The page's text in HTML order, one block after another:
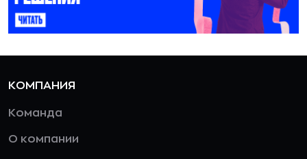
КОМПАНИЯ
Команда
О компании